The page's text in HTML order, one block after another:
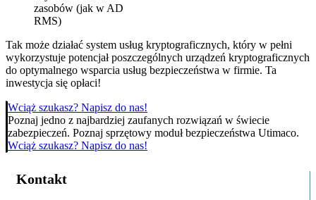
zasobów (jak w AD
RMS)
Tak może działać system usług kryptograficznych, który w pełni
wykorzystuje potencjał poszczególnych urządzeń kryptograficznych
do optymalnego wsparcia usług bezpieczeństwa w firmie. Ta
inwestycja się opłaci!
Wciąż szukasz? Napisz do nas!
Poznaj jedno z najbardziej zaufanych rozwiązań w świecie
zabezpieczeń. Poznaj sprzętowy moduł bezpieczeństwa Utimaco.
Wciąż szukasz? Napisz do nas!
Kontakt